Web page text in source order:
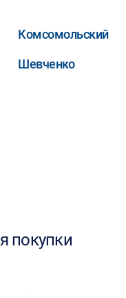
Комсомольский
Шевченко
покупки